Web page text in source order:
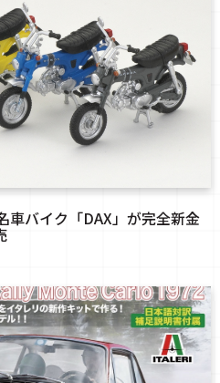
車バイク「DAX」が完全新金